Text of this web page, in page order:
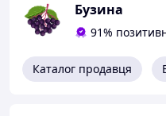
Бузина
91%
Каталог продавця